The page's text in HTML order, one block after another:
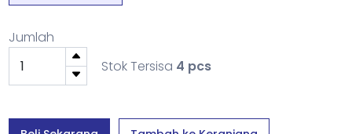
Jumlah
Stok Tersisa 4 pcs